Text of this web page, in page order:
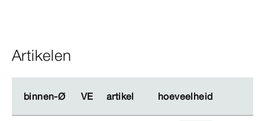
Artikelen
binnen-Ø VE artikel hoeveelheid
binnen-Ø VE artikel hoeveelheid